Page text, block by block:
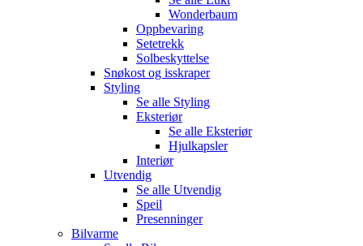
Wonderbaum
Oppbevaring
Setetrekk
Solbeskyttelse
Snøkost og isskraper
Styling
Se alle Styling
Eksteriør
Se alle Eksteriør
Hjulkapsler
Interiør
Utvendig
Se alle Utvendig
Speil
Presenninger
Bilvarme